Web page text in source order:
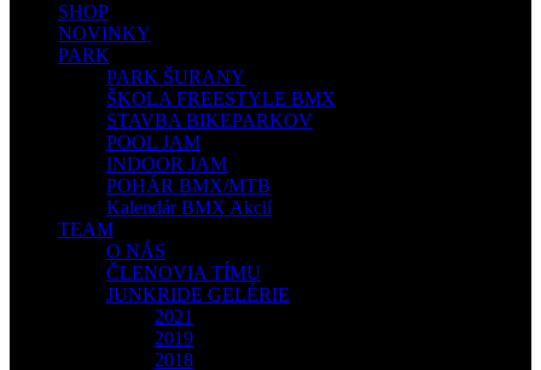
SHOP
NOVINKY
PARK
PARK ŠURANY
ŠKOLA FREESTYLE BMX
STAVBA BIKEPARKOV
POOL JAM
INDOOR JAM
POHÁR BMX/MTB
Kalendár BMX Akcií
TEAM
O NÁS
ČLENOVIA TÍMU
JUNKRIDE GELÉRIE
2021
2019
2018